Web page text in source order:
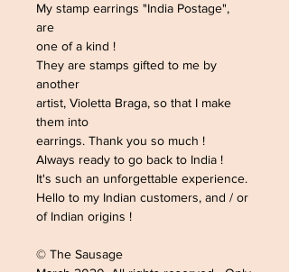
My stamp earrings "India Postage",
are
one of a kind !
They are stamps gifted to me by
another
artist, Violetta Braga, so that I make
them into
earrings. Thank you so much !
Always ready to go back to India !
It's such an unforgettable experience.
Hello to my Indian customers, and / or
of Indian origins !
© The Sausage